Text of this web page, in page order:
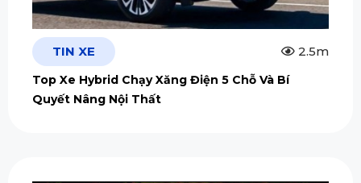
TIN XE 2.5m
Top Xe Hybrid Chạy Xăng Điện 5 Chỗ Và Bí
Quyết Nâng Nội Thất